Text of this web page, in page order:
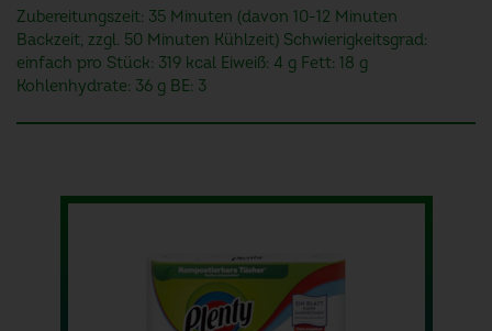
Zubereitungszeit: 35 Minuten (davon 10-12 Minuten
Backzeit, zzgl. 50 Minuten Kühlzeit) Schwierigkeitsgrad:
einfach pro Stück: 319 kcal Eiweiß: 4 g Fett: 18 g
Kohlenhydrate: 36 g BE: 3